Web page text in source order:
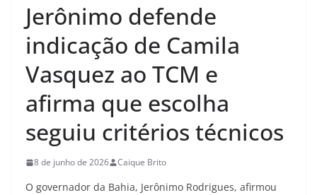
Jerônimo defende
indicação de Camila
Vasquez ao TCM e
afirma que escolha
seguiu critérios técnicos
8 de junho de 2026 Caique Brito
O governador da Bahia, Jerônimo Rodrigues, afirmou